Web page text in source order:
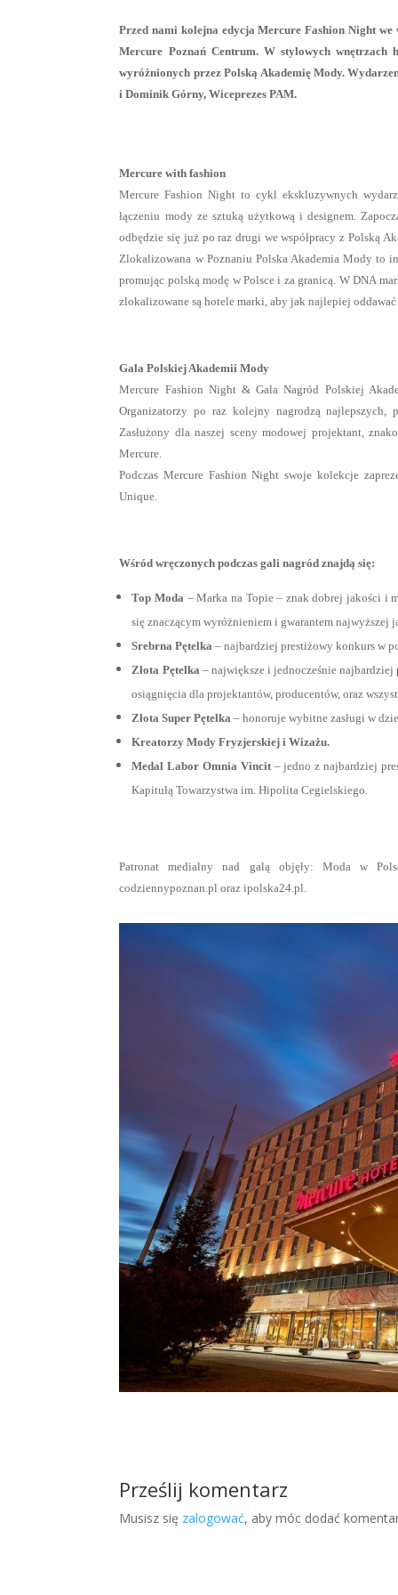
Przed nami kolejna edycja Mercure Fashion Night we
Mercure Poznań Centrum. W stylowych wnętrzach
wyróżnionych przez Polską Akademię Mody.
i Dominik Górny, Wiceprezes PAM.
Mercure with fashion
Mercure Fashion Night to cykl ekskluzywnych
łączeniu mody ze sztuką użytkową i designem.
odbędzie się już po raz drugi we współpracy z Polską
Zlokalizowana w Poznaniu Polska Akademia Mody to
promując polską modę w Polsce i za granicą. W DNA
zlokalizowane są hotele marki, aby jak najlepiej
Gala Polskiej Akademii Mody
Mercure Fashion Night & Gala Nagród Polskiej
Organizatorzy po raz kolejny nagrodzą
Zasłużony dla naszej sceny modowej projektant,
Mercure.
Podczas Mercure Fashion Night swoje kolekcje
Unique.
Wśród wręczonych podczas gali nagród znajdą się:
Top Moda – Marka na Topie – znak dobrej jakości i
się znaczącym wyróżnieniem i gwarantem najwyższej
Srebrna Pętelka – najbardziej prestiżowy konkurs w
Złota Pętelka – największe i jednocześnie najbardziej
osiągnięcia dla projektantów, producentów, oraz
Złota Super Pętelka – honoruje wybitne zasługi w
Kreatorzy Mody Fryzjerskiej i Wizażu.
Medal Labor Omnia Vincit– jedno z najbardziej
Kapitułą Towarzystwa im. Hipolita Cegielskiego.
Patronat medialny nad galą objęły: Moda w
codziennypoznan.pl oraz ipolska24.pl.
Prześlij komentarz
Musisz się zalogować, aby móc dodać